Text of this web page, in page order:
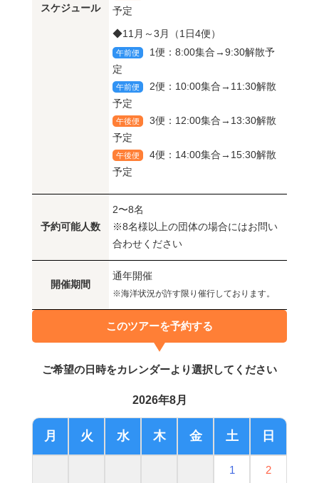
スケジュール
予定
◆11月～3月（1日4便）
午前便
1便：8:00集合→9:30解散予
定
午前便
2便：10:00集合→11:30解散
予定
午後便
3便：12:00集合→13:30解散
予定
午後便
4便：14:00集合→15:30解散
予定
予約可能人数
2〜8名
※8名様以上の団体の場合にはお問い
合わせください
開催期間
通年開催
※海洋状況が許す限り催行しております。
このツアーを予約する
ご希望の日時をカレンダーより選択してください
2026年8月
月 火 水 木 金 土 日
1 2